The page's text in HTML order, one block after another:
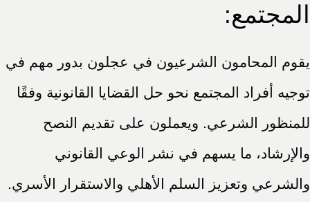
المجتمع:
يقوم المحامون الشرعيون في عجلون بدور مهم في
توجيه أفراد المجتمع نحو حل القضايا القانونية وفقًا
للمنظور الشرعي. ويعملون على تقديم النصح
والإرشاد، ما يسهم في نشر الوعي القانوني
والشرعي وتعزيز السلم الأهلي والاستقرار الأسري.